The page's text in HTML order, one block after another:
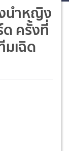
นำหญิง
ครั้งที่
เฉิด